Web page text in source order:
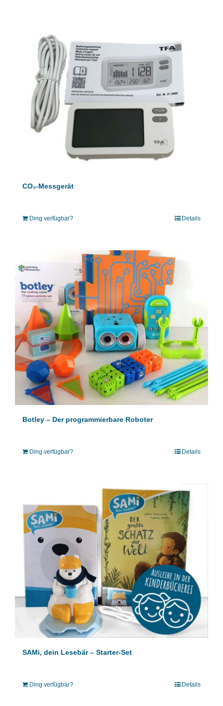
CO₂-Messgerät
Ding verfügbar? Details
Botley – Der programmierbare Roboter
Ding verfügbar? Details
SAMi, dein Lesebär – Starter-Set
Ding verfügbar? Details